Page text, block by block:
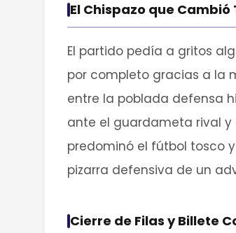
El Chispazo que Cambió
El partido pedía a gritos
por completo gracias a la
entre la poblada defensa
ante el guardameta rival y
predominó el fútbol tosco
pizarra defensiva de un
Cierre de Filas y Billete